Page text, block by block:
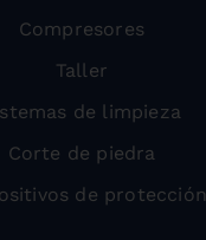
Compresores
Taller
de limpieza
Corte de piedra
de protección